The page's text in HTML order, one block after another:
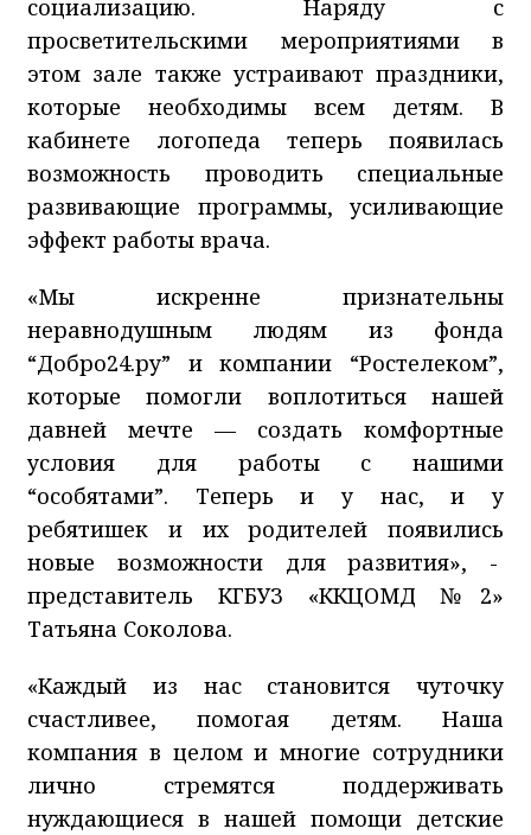
социализацию. Наряду с
просветительскими мероприятиями в
этом зале также устраивают праздники,
которые необходимы всем детям. В
кабинете логопеда теперь появилась
возможность проводить cпециальные
развивающие программы, усиливающие
эффект работы врача.
«Мы искренне признательны
неравнодушным людям из фонда
“Добро24.ру” и компании “Ростелеком”,
которые помогли воплотиться нашей
давней мечте — создать комфортные
условия для работы с нашими
“особятами”. Теперь и у нас, и у
ребятишек и их родителей появились
новые возможности для развития», -
представитель КГБУЗ «ККЦОМД №2»
Татьяна Соколова.
«Каждый из нас становится чуточку
счастливее, помогая детям. Наша
компания в целом и многие сотрудники
лично стремятся поддерживать
нуждающиеся в нашей помощи детские